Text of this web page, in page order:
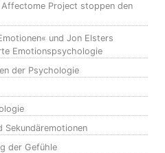
Affectome Project stoppen den
und Jon Elsters
Emotionspsychologie
der Psychologie
Sekundäremotionen
der Gefühle